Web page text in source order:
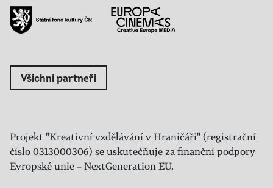
Všichni partneři
Projekt "Kreativní vzdělávání v Hraničáři" (registrační
číslo 0313000306) se uskutečňuje za finanční podpory
Evropské unie – NextGeneration EU.